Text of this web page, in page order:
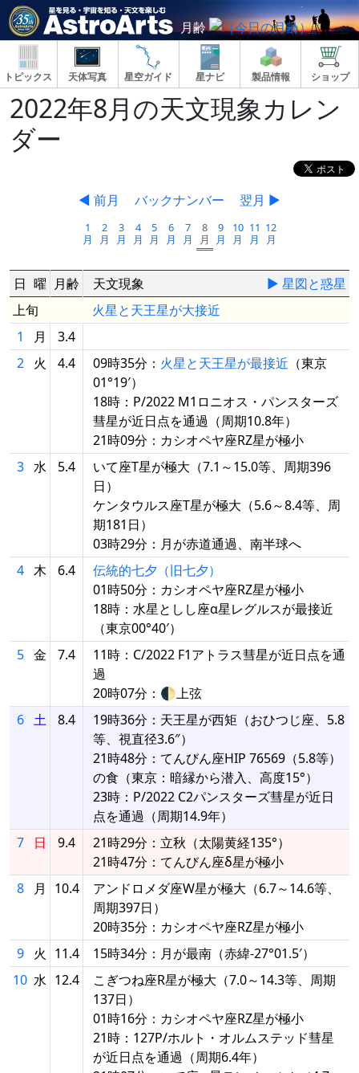
月齢
トピックス 天体写真 星空ガイド 星ナビ 製品情報 ショップ
2022年8月の天文現象カレン
ダー
◀ 前月 バックナンバー 翌月 ▶
1
月
2
月
3
月
4
月
5
月
6
月
7
月
8
月
9
月
10
月
11
月
12
月
日 曜 月齢 天文現象
▶ 星図と惑星
上旬
火星と天王星が大接近
1
月
3.4
2
火 4.4 09時35分： 火星と天王星が最接近 （東京
01°19′）
18時：P/2022 M1ロニオス・パンスターズ
彗星が近日点を通過（周期10.8年）
21時09分：カシオペヤ座RZ星が極小
3 水 5.4
いて座T星が極大（7.1～15.0等、周期396
日）
ケンタウルス座T星が極大（5.6～8.4等、周
期181日）
03時29分：月が赤道通過、南半球へ
4 木 6.4
伝統的七夕（旧七夕）
01時50分：カシオペヤ座RZ星が極小
18時：水星としし座α星レグルスが最接近
（東京00°40′）
5 金 7.4
11時：C/2022 F1アトラス彗星が近日点を通
過
20時07分：🌓上弦
6 土 8.4
19時36分：天王星が西矩（おひつじ座、5.8
等、視直径3.6″）
21時48分：てんびん座HIP 76569（5.8等）
の食（東京：暗縁から潜入、高度15°）
23時：P/2022 C2パンスターズ彗星が近日
点を通過（周期14.9年）
7
日 9.4
21時29分：立秋（太陽黄経135°）
21時47分：てんびん座δ星が極小
8
月 10.4
アンドロメダ座W星が極大（6.7～14.6等、
周期397日）
20時35分：カシオペヤ座RZ星が極小
9
火 11.4
15時34分：月が最南（赤緯-27°01.5′）
10 水 12.4
こぎつね座R星が極大（7.0～14.3等、周期
137日）
01時16分：カシオペヤ座RZ星が極小
21時：127P/ホルト・オルムステッド彗星
が近日点を通過（周期6.4年）